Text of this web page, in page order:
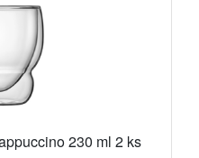
230 ml 2 ks